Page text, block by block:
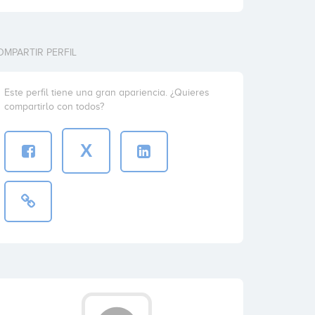
PERFIL
Este perfil tiene una gran apariencia. ¿Quieres
compartirlo con todos?
X